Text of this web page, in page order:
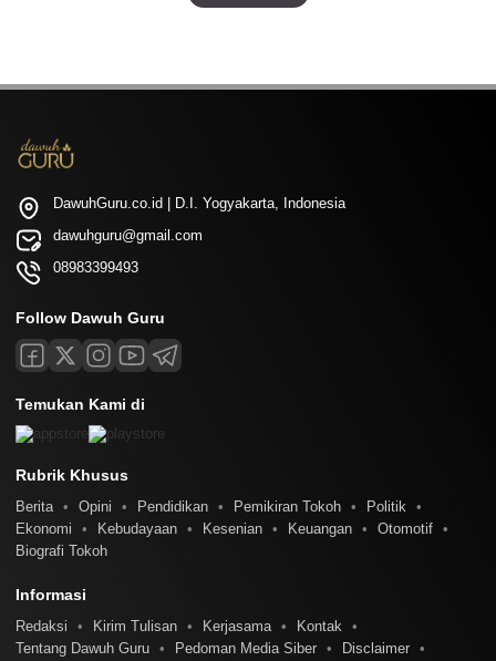
DawuhGuru.co.id | D.I. Yogyakarta, Indonesia
dawuhguru@gmail.com
08983399493
Follow Dawuh Guru
Temukan Kami di
Rubrik Khusus
Berita Opini Pendidikan Pemikiran Tokoh
Politik
Ekonomi
Kebudayaan Kesenian Keuangan
Otomotif
Biografi Tokoh
Informasi
Redaksi Kirim Tulisan Kerjasama
Kontak
Tentang Dawuh Guru
Pedoman Media Siber
Disclaimer